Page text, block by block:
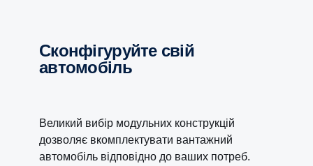
Сконфігуруйте свій
автомобіль
Великий вибір модульних конструкцій
дозволяє вкомплектувати вантажний
автомобіль відповідно до ваших потреб.